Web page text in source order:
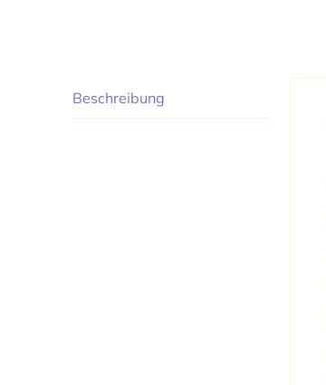
Beschreibung